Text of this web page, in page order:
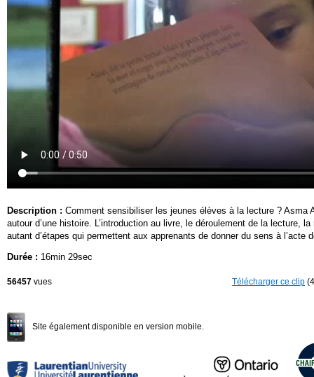
Description : Comment sensibiliser les jeunes élèves à la lecture ? Asma
autour d’une histoire. L’introduction au livre, le déroulement de la
autant d’étapes qui permettent aux apprenants de donner du sens à l’acte
Durée : 16min 29sec
56457 vues Télécharger ce clip
Site également disponible en version mobile.